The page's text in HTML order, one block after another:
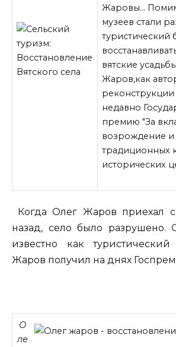
Жаровы…
музеев стали
туристический
вятские
Жаров,как
реконструкции
недавно
премию "За
возрождение и
традиционных
исторических
Когда Олег Жаров приехал
назад, село было разрушено.
известно как
Жаров получил на днях
О
ле